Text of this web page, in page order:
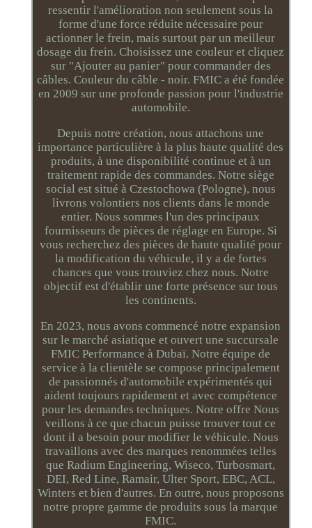
ressentir l'amélioration non seulement sous la
forme d'une force réduite nécessaire pour
actionner le frein, mais surtout par un meilleur
dosage du frein. Choisissez une couleur et cliquez
sur "Ajouter au panier" pour commander des
câbles. Couleur du câble - noir. FMIC a été fondée
en 2009 sur une profonde passion pour l'industrie
automobile.
Depuis notre création, nous attachons une
importance particulière à la plus haute qualité des
produits, à une disponibilité continue et à un
traitement rapide des commandes. Notre siège
social est situé à Czestochowa (Pologne), nous
livrons volontiers nos clients dans le monde
entier. Nous sommes l'un des principaux
fournisseurs de pièces de réglage en Europe. Si
vous recherchez des pièces de haute qualité pour
la modification du véhicule, il y a de fortes
chances que vous trouviez chez nous. Notre
objectif est d'établir une forte présence sur tous
les continents.
En 2023, nous avons commencé notre expansion
sur le marché asiatique et ouvert une succursale
FMIC Performance à Dubaï. Notre équipe de
service à la clientèle se compose principalement
de passionnés d'automobile expérimentés qui
aident toujours rapidement et avec compétence
pour les demandes techniques. Notre offre Nous
veillons à ce que chacun puisse trouver tout ce
dont il a besoin pour modifier le véhicule. Nous
travaillons avec des marques renommées telles
que Radium Engineering, Wiseco, Turbosmart,
DEI, Red Line, Ramair, Ulter Sport, EBC, ACL,
Winters et bien d'autres. En outre, nous proposons
notre propre gamme de produits sous la marque
FMIC.